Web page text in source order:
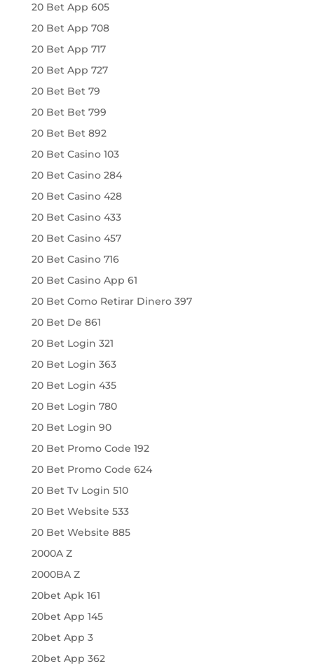
20 Bet App 605
20 Bet App 708
20 Bet App 717
20 Bet App 727
20 Bet Bet 79
20 Bet Bet 799
20 Bet Bet 892
20 Bet Casino 103
20 Bet Casino 284
20 Bet Casino 428
20 Bet Casino 433
20 Bet Casino 457
20 Bet Casino 716
20 Bet Casino App 61
20 Bet Como Retirar Dinero 397
20 Bet De 861
20 Bet Login 321
20 Bet Login 363
20 Bet Login 435
20 Bet Login 780
20 Bet Login 90
20 Bet Promo Code 192
20 Bet Promo Code 624
20 Bet Tv Login 510
20 Bet Website 533
20 Bet Website 885
2000A Z
2000BA Z
20bet Apk 161
20bet App 145
20bet App 3
20bet App 362